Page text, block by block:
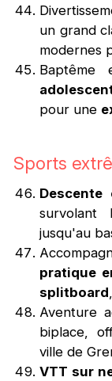
un grand
modernes
Baptême
pour une
Sports
survolant
jusqu'au
pratique
splitboard
Aventure
biplace,
ville de
VTT sur